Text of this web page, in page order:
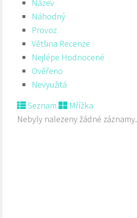
Název
Náhodný
Provoz
Většina Recenze
Nejlépe Hodnocené
Ověřeno
Nevyužitá
Seznam
Mřížka
Nebyly nalezeny žádné záznamy.